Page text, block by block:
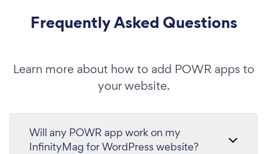
Frequently Asked Questions
Learn more about how to add POWR apps to
your website.
Will any POWR app work on my
InfinityMag for WordPress website?